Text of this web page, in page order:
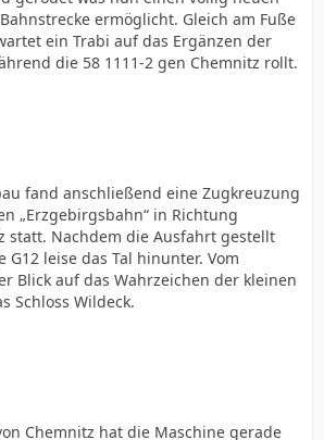
ermöglicht. Gleich am Fuße
ein Trabi auf das Ergänzen der
die 58 1111-2 gen Chemnitz rollt.
fand anschließend eine Zugkreuzung
„Erzgebirgsbahn“ in Richtung
statt. Nachdem die Ausfahrt gestellt
leise das Tal hinunter. Vom
Blick auf das Wahrzeichen der kleinen
Schloss Wildeck.
Chemnitz hat die Maschine gerade